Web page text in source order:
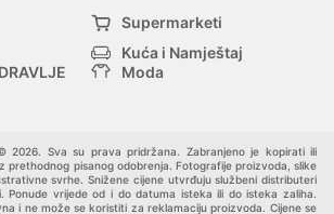
Supermarketi
Kuća i Namještaj
Moda
2026. Sva su prava pridržana. Zabranjeno je kopirati ili
prethodnog pisanog odobrenja. Fotografije proizvoda, slike
svrhe. Snižene cijene utvrđuju službeni distributeri
Ponude vrijede od i do datuma isteka ili do isteka zaliha.
i ne može se koristiti za reklamaciju proizvoda. Cijene se